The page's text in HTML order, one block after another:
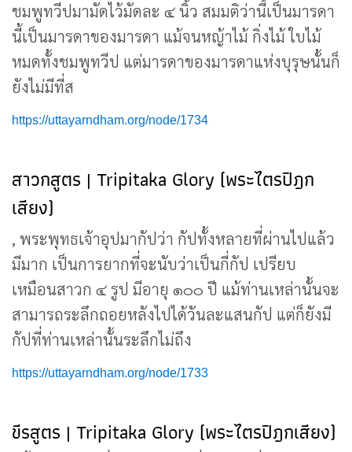
ชมพูทวีปมามัดไว้มัดละ ๔ นิ้ว สมมติว่านี้เป็นมารดา
นี้เป็นมารดาของมารดา แม้จนหญ้าไม้ กิ่งไม้ ใบไม้
หมดทั้งชมพูทวีป แต่มารดาของมารดาแห่งบุรุษนั้นก็
ยังไม่มีที่ส
https://uttayarndham.org/node/1734
สาวกสูตร | Tripitaka Glory (พระไตรปิฎก
เสียง)
, พระพุทธเจ้าอุปมากัปว่า กัปทั้งหลายที่ผ่านไปแล้ว
มีมาก เป็นการยากที่จะนับว่าเป็นกี่กัป เปรียบ
เหมือนสาวก ๔ รูป มีอายุ ๑๐๐ ปี แม้ท่านเหล่านั้นจะ
สามารถระลึกถอยหลังไปได้วันละแสนกัป แต่ก็ยังมี
กัปที่ท่านเหล่านั้นระลึกไม่ถึง
https://uttayarndham.org/node/1733
ขีรสูตร | Tripitaka Glory (พระไตรปิฎกเสียง)